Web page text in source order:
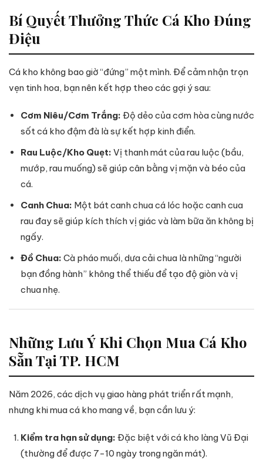
Bí Quyết Thưởng Thức Cá Kho Đúng
Điệu
Cá kho không bao giờ “đứng” một mình. Để cảm nhận trọn
vẹn tinh hoa, bạn nên kết hợp theo các gợi ý sau:
Cơm Niêu/Cơm Trắng: Độ dẻo của cơm hòa cùng nước
sốt cá kho đậm đà là sự kết hợp kinh điển.
Rau Luộc/Kho Quẹt: Vị thanh mát của rau luộc (bầu,
mướp, rau muống) sẽ giúp cân bằng vị mặn và béo của
cá.
Canh Chua: Một bát canh chua cá lóc hoặc canh cua
rau đay sẽ giúp kích thích vị giác và làm bữa ăn không bị
ngấy.
Đồ Chua: Cà pháo muối, dưa cải chua là những “người
bạn đồng hành” không thể thiếu để tạo độ giòn và vị
chua nhẹ.
Những Lưu Ý Khi Chọn Mua Cá Kho
Sẵn Tại TP. HCM
Năm 2026, các dịch vụ giao hàng phát triển rất mạnh,
nhưng khi mua cá kho mang về, bạn cần lưu ý:
Kiểm tra hạn sử dụng: Đặc biệt với cá kho làng Vũ Đại
(thường để được 7-10 ngày trong ngăn mát).